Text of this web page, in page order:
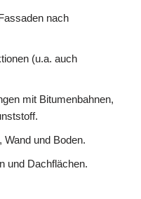
nach
(u.a. auch
mit Bitumenbahnen,
und Boden.
und Dachflächen.